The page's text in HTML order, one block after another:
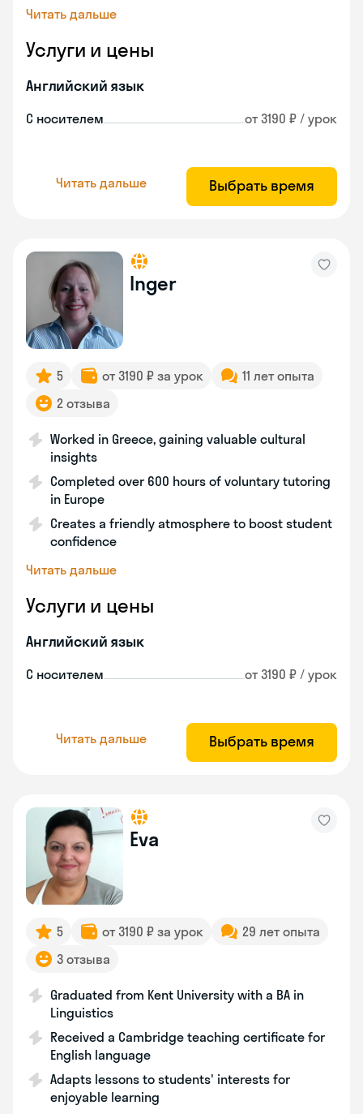
Читать дальше
Услуги и цены
Английский язык
С носителем от 3190 ₽ / урок
Читать дальше Выбрать время
Inger
5 от 3190 ₽ за урок
11 лет опыта
2 отзыва
Worked in Greece, gaining valuable cultural
insights
Completed over 600 hours of voluntary tutoring
in Europe
Creates a friendly atmosphere to boost student
confidence
Читать дальше
Услуги и цены
Английский язык
С носителем от 3190 ₽ / урок
Читать дальше Выбрать время
Eva
5 от 3190 ₽ за урок
29 лет опыта
3 отзыва
Graduated from Kent University with a BA in
Linguistics
Received a Cambridge teaching certificate for
English language
Adapts lessons to students' interests for
enjoyable learning